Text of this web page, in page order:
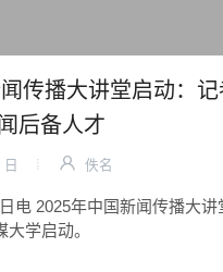
传播大讲堂启动：
后备人才
佚名
电 2025年中国新闻传播大讲
大学启动。